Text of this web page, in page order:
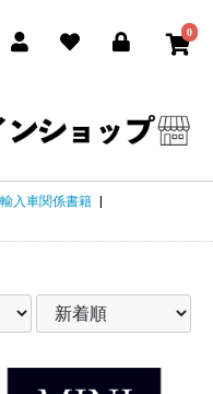
0
輸入車関係書籍